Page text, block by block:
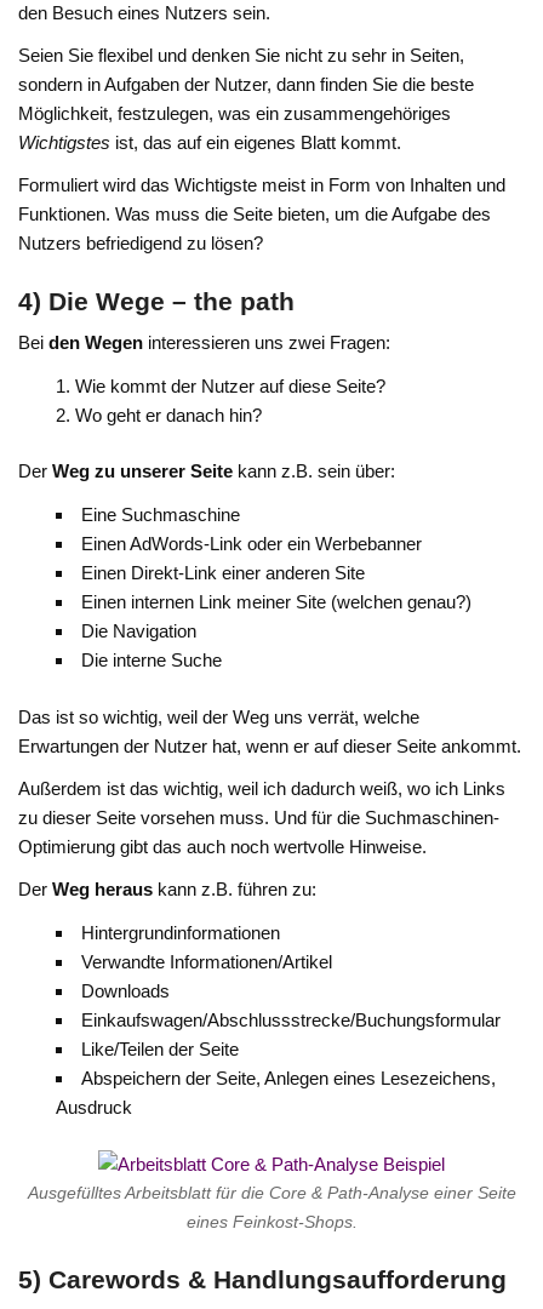
den Besuch eines Nutzers sein.
Seien Sie flexibel und denken Sie nicht zu sehr in Seiten,
sondern in Aufgaben der Nutzer, dann finden Sie die beste
Möglichkeit, festzulegen, was ein zusammengehöriges
Wichtigstes ist, das auf ein eigenes Blatt kommt.
Formuliert wird das Wichtigste meist in Form von Inhalten und
Funktionen. Was muss die Seite bieten, um die Aufgabe des
Nutzers befriedigend zu lösen?
4) Die Wege – the path
Beiden Wegen interessieren uns zwei Fragen:
Wie kommt der Nutzer auf diese Seite?
Wo geht er danach hin?
DerWeg zu unserer Seite kann z.B. sein über:
Eine Suchmaschine
Einen AdWords-Link oder ein Werbebanner
Einen Direkt-Link einer anderen Site
Einen internen Link meiner Site (welchen genau?)
Die Navigation
Die interne Suche
Das ist so wichtig, weil der Weg uns verrät, welche
Erwartungen der Nutzer hat, wenn er auf dieser Seite ankommt.
Außerdem ist das wichtig, weil ich dadurch weiß, wo ich Links
zu dieser Seite vorsehen muss. Und für die Suchmaschinen-
Optimierung gibt das auch noch wertvolle Hinweise.
DerWeg heraus kann z.B. führen zu:
Hintergrundinformationen
Verwandte Informationen/Artikel
Downloads
Einkaufswagen/Abschlussstrecke/Buchungsformular
Like/Teilen der Seite
Abspeichern der Seite, Anlegen eines Lesezeichens,
Ausdruck
Ausgefülltes Arbeitsblatt für die Core & Path-Analyse einer Seite
eines Feinkost-Shops.
5) Carewords & Handlungsaufforderung